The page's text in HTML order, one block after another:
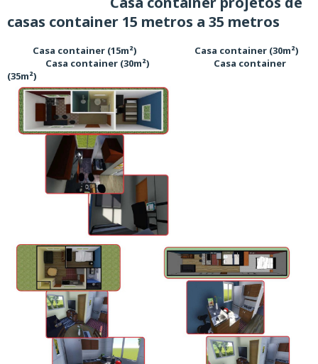
casas container 15 metros a 35 metros
Casa container (15m²) Casa container (30m²)
Casa container (30m²) Casa container
(35m²)